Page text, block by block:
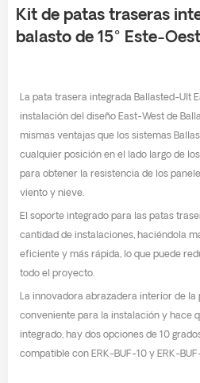
Kit de patas traseras
balasto de 15° Este-
La pata trasera integrada Ballasted-Ult
instalación del diseño East-West de
mismas ventajas que los sistemas
cualquier posición en el lado largo de
para obtener la resistencia de los
viento y nieve.
El soporte integrado para las patas
cantidad de instalaciones, haciéndola
eficiente y más rápida, lo que puede
todo el proyecto.
La innovadora abrazadera interior de la
conveniente para la instalación y hace
integrado, hay dos opciones de 10
compatible con ERK-BUF-10 y ERK-